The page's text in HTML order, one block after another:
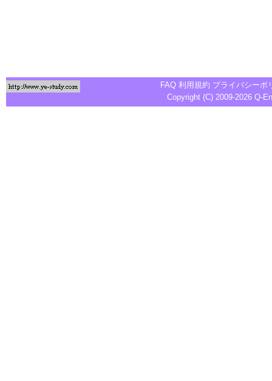
FAQ 利用規約 プライバシーポ
Copyright (C) 2009-2026 Q-